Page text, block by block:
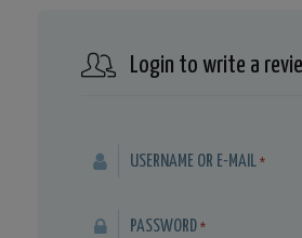
Login to write a
USERNAME OR E-MAIL *
PASSWORD *